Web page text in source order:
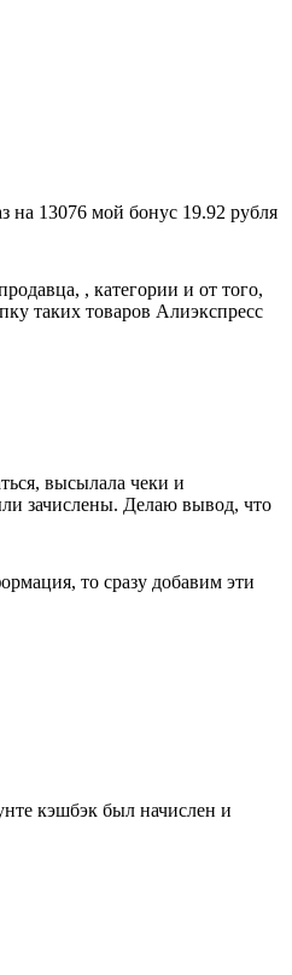
на 13076 мой бонус 19.92 рубля
, категории и от того,
таких товаров Алиэкспресс
высылала чеки и
зачислены. Делаю вывод, что
то сразу добавим эти
кэшбэк был начислен и